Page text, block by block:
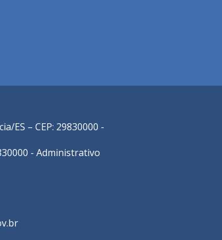
ES – CEP: 29830000 -
- Administrativo